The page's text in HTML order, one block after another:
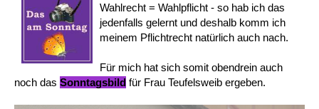
Wahlrecht = Wahlpflicht - so hab ich das
jedenfalls gelernt und deshalb komm ich
meinem Pflichtrecht natürlich auch nach.
Für mich hat sich somit obendrein auch
noch das Sonntagsbild für Frau Teufelsweib ergeben.